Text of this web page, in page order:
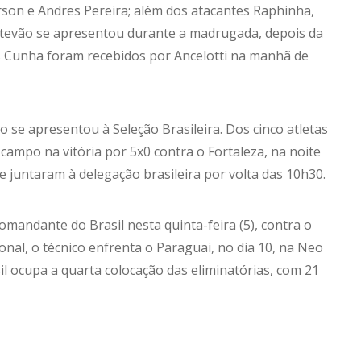
e Andres Pereira; além dos atacantes Raphinha,
se apresentou durante a madrugada, depois da
foram recebidos por Ancelotti na manhã de
apresentou à Seleção Brasileira. Dos cinco atletas
na vitória por 5x0 contra o Fortaleza, na noite
à delegação brasileira por volta das 10h30.
do Brasil nesta quinta-feira (5), contra o
o técnico enfrenta o Paraguai, no dia 10, na Neo
ocupa a quarta colocação das eliminatórias, com 21